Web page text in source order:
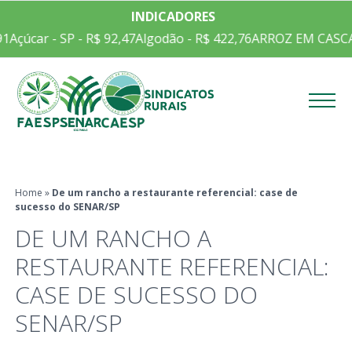
INDICADORES
Açúcar - SP - R$ 92,47Algodão - R$ 422,76ARROZ EM
Home » De um rancho a restaurante referencial: case de
sucesso do SENAR/SP
DE UM RANCHO A
RESTAURANTE REFERENCIAL:
CASE DE SUCESSO DO
SENAR/SP